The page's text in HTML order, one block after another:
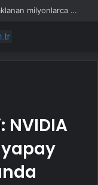
Yasa dışı bahis örgütünün kuryeleri, aklanan milyonlarca lirayı 5 liralık banknotla teslim almış
NVIDIA